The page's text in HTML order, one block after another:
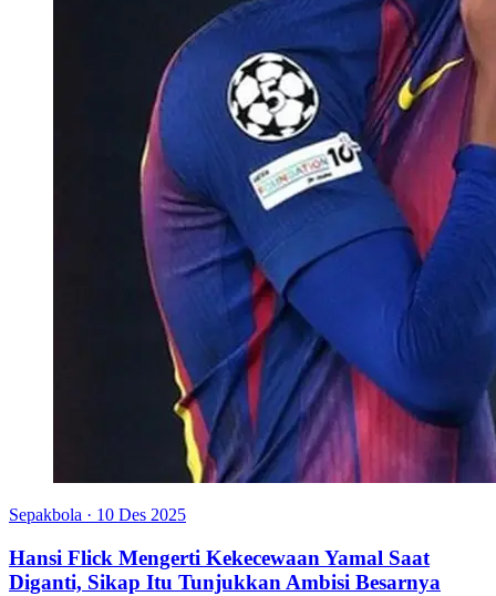
Sepakbola · 10 Des 2025
Hansi Flick Mengerti Kekecewaan Yamal Saat
Diganti, Sikap Itu Tunjukkan Ambisi Besarnya